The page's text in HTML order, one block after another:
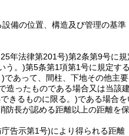
備の位置、構造及び管理の基準
年法律第201号)第2条第9号に
う。)第5条第1項第1号に規定す
)であって、間柱、下地その他主
造ったものである場合又は当該
きるものに限る。)である場合
長が認める距離以上の距離を保
告示第1号)により得られる距離